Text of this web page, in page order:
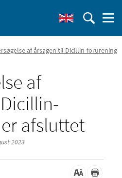
af årsagen til Dicillin-forurening
af
afsluttet
2023